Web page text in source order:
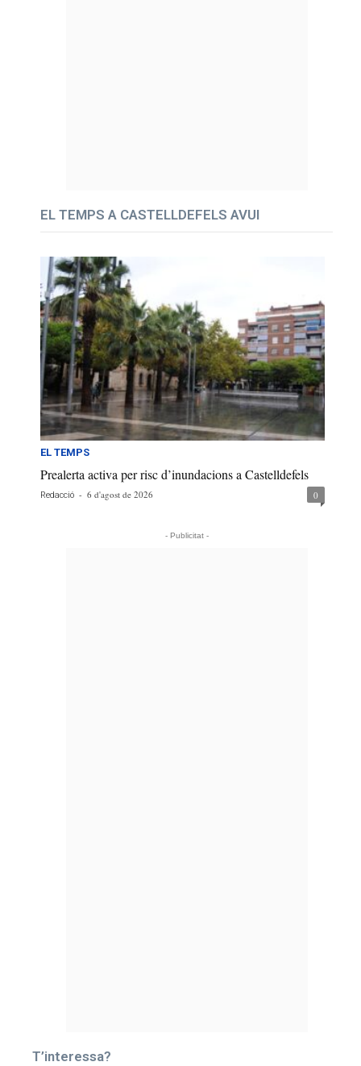
EL TEMPS A CASTELLDEFELS AVUI
EL TEMPS
Prealerta activa per risc d’inundacions a Castelldefels
Redacció - 6 d'agost de 2026 0
- Publicitat -
T’interessa?